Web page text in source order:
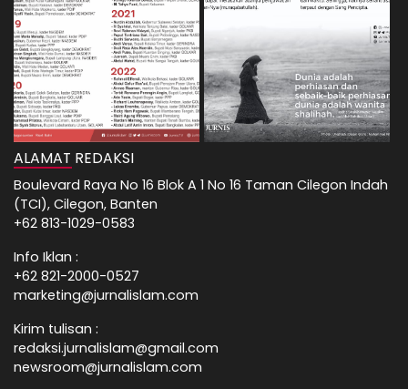
ALAMAT REDAKSI
Boulevard Raya No 16 Blok A 1 No 16 Taman Cilegon Indah
(TCI), Cilegon, Banten
+62 813-1029-0583
Info Iklan :
+62 821-2000-0527
marketing@jurnalislam.com
Kirim tulisan :
redaksi.jurnalislam@gmail.com
newsroom@jurnalislam.com